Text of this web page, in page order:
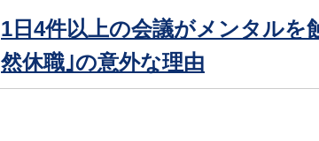
1日4件以上の会議がメンタル
然休職｣の意外な理由